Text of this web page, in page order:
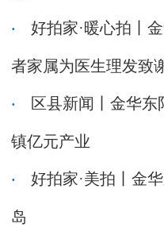
好拍家·暖心拍丨
者家属为医生理发致
区县新闻丨金华东
镇亿元产业
好拍家·美拍丨金
岛